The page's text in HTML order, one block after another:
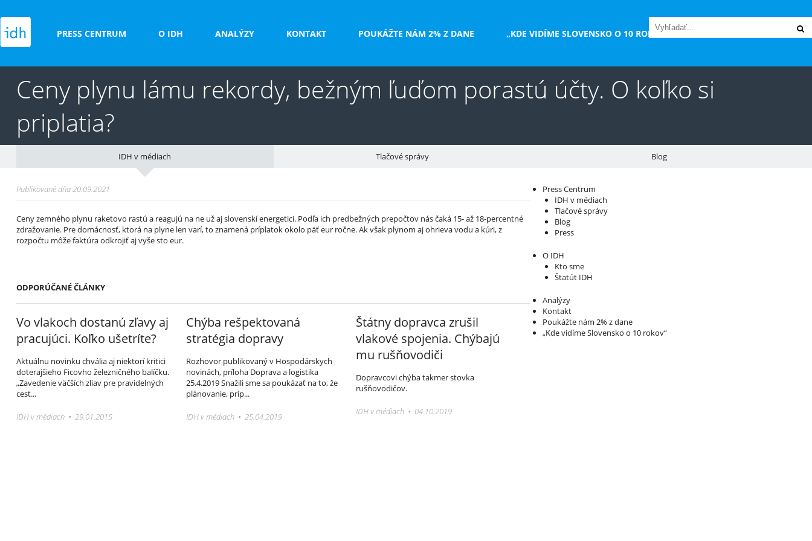
PRESS CENTRUM O IDH ANALÝZY KONTAKT POUKÁŽTE NÁM 2% Z DANE „KDE VIDÍME SLOVENSKO O 10 ROKOV“
Ceny plynu lámu rekordy, bežným ľuďom porastú účty. O koľko si
priplatia?
IDH v médiach Tlačové správy Blog
Publikované dňa 20.09.2021
Ceny zemného plynu raketovo rastú a reagujú na ne už aj slovenskí energetici. Podľa ich predbežných prepočtov nás čaká 15- až 18-percentné
zdražovanie. Pre domácnosť, ktorá na plyne len varí, to znamená príplatok okolo päť eur ročne. Ak však plynom aj ohrieva vodu a kúri, z
rozpočtu môže faktúra odkrojiť aj vyše sto eur.
ODPORÚČANÉ ČLÁNKY
Vo vlakoch dostanú zľavy aj
pracujúci. Koľko ušetríte?
Aktuálnu novinku chvália aj niektorí kritici
doterajšieho Ficovho železničného balíčku.
„Zavedenie väčších zliav pre pravidelných
cest...
IDH v médiach • 29.01.2015
Chýba rešpektovaná
stratégia dopravy
Rozhovor publikovaný v Hospodárskych
novinách, príloha Doprava a logistika
25.4.2019 Snažili sme sa poukázať na to, že
plánovanie, príp...
IDH v médiach • 25.04.2019
Štátny dopravca zrušil
vlakové spojenia. Chýbajú
mu rušňovodiči
Dopravcovi chýba takmer stovka
rušňovodičov.
IDH v médiach • 04.10.2019
Váš sprievodca svetom infraštruktúry a
ekonomiky
Press Centrum
IDH v médiach
Tlačové správy
Blog
Press
O IDH
Kto sme
Štatút IDH
Analýzy
Kontakt
Poukážte nám 2% z dane
„Kde vidíme Slovensko o 10 rokov“